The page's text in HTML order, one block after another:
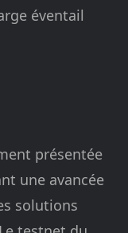
éventail
présentée
une avancée
solutions